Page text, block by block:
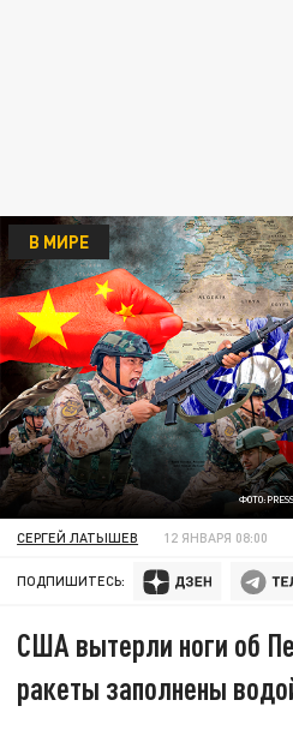
В МИРЕ
СЕРГЕЙ ЛАТЫШЕВ 12 ЯНВАРЯ 08:00
ПОДПИШИТЕСЬ:
США вытерли ноги об
ракеты заполнены